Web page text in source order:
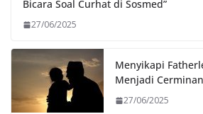
Bicara Soal Curhat di Sosmed”
27/06/2025
Menyikapi
Menjadi Cerminan
27/06/2025